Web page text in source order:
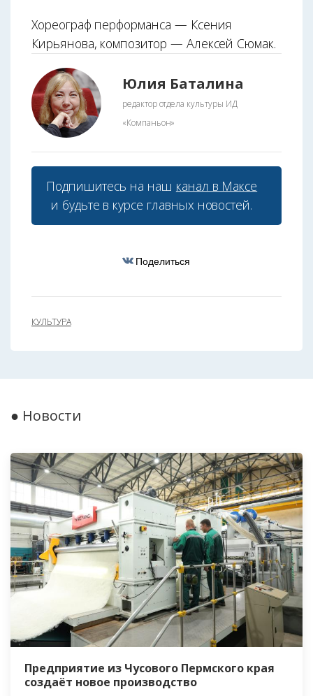
Хореограф перформанса — Ксения
Кирьянова, композитор — Алексей Сюмак.
Юлия Баталина
редактор отдела культуры ИД
«Компаньон»
Подпишитесь на наш канал в Максе
и будьте в курсе главных новостей.
Поделиться
КУЛЬТУРА
● Новости
Предприятие из Чусового Пермского края
создаёт новое производство